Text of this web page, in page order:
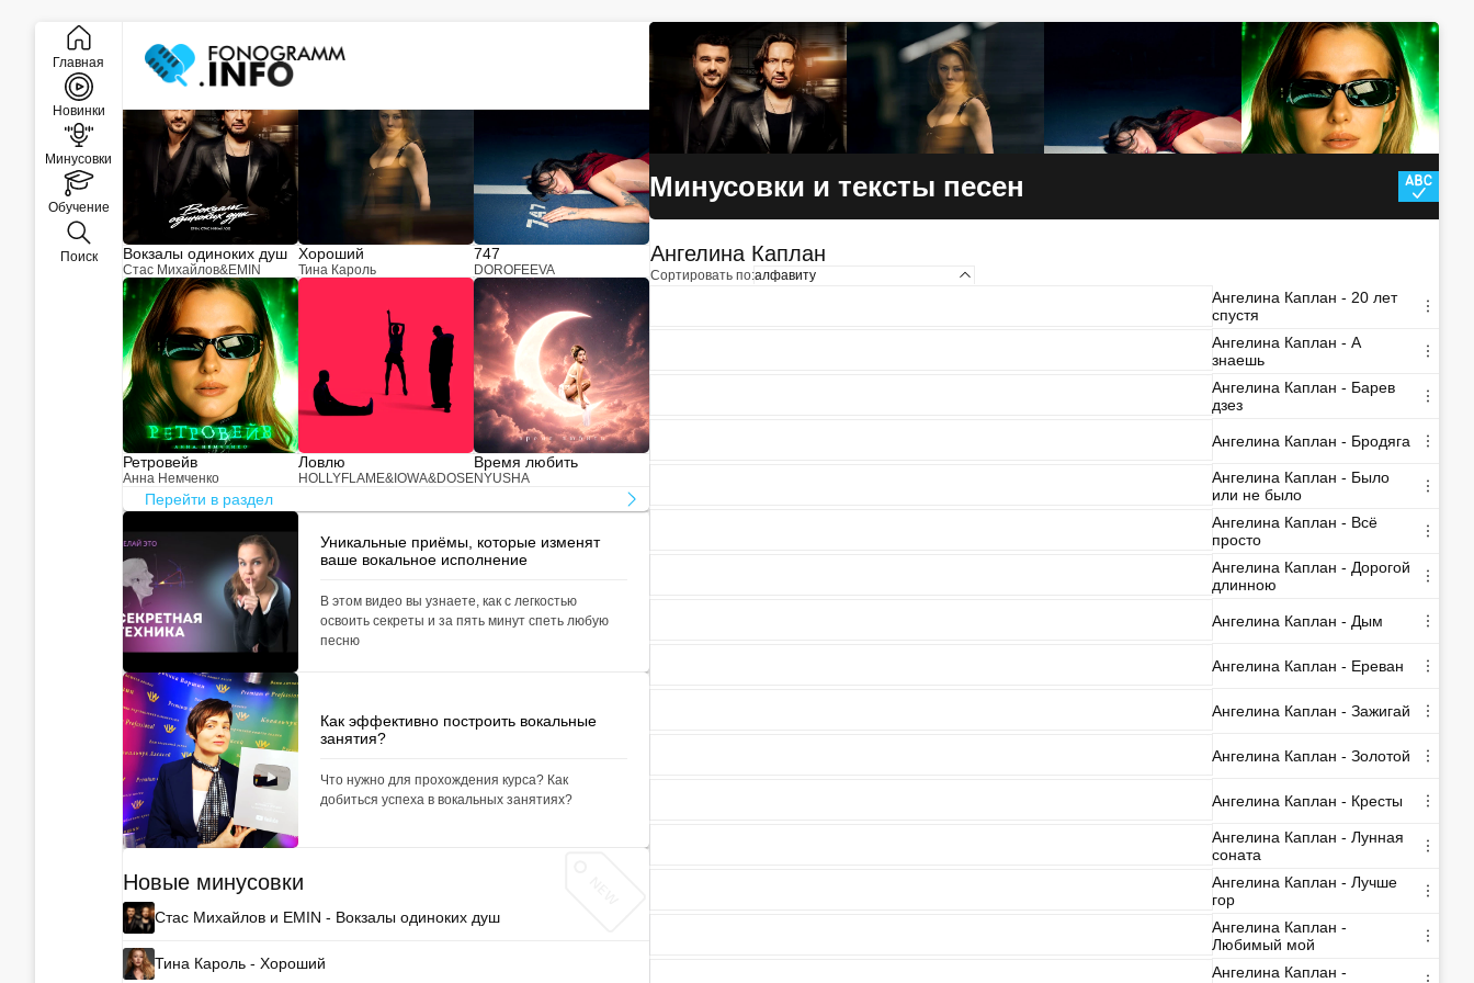
Главная
Новинки
Минусовки
Обучение
Поиск
Закрыть
Новинки музыки
Вокзалы одиноких душ
Стас Михайлов&EMIN
Хороший
Тина Кароль
747
DOROFEEVA
Ретровейв
Анна Немченко
Ловлю
HOLLYFLAME& IOWA&DOSE
Время любить
NYUSHA
Перейти в раздел
Уникальные приёмы, которые изменят
ваше вокальное исполнение
В этом видео вы узнаете, как с легкостью
освоить секреты и за пять минут спеть любую
песню
Как эффективно построить вокальные
занятия?
Что нужно для прохождения курса? Как
добиться успеха в вокальных занятиях?
Новые минусовки
Стас Михайлов и EMIN - Вокзалы одиноких душ
Тина Кароль - Хороший
Учитель музыки?
У нас
твои ученики!
Размещай
статьи и видео в разделе "Обучение"
Минусовки и тексты песен
Ангелина Каплан
Сортировать по:алфавиту
Ангелина Каплан - 20 лет
спустя
Ангелина Каплан - А
знаешь
Ангелина Каплан - Барев
дзез
Ангелина Каплан - Бродяга
Ангелина Каплан - Было
или не было
Ангелина Каплан - Всё
просто
Ангелина Каплан - Дорогой
длинною
Ангелина Каплан - Дым
Ангелина Каплан - Ереван
Ангелина Каплан - Зажигай
Ангелина Каплан - Золотой
Ангелина Каплан - Кресты
Ангелина Каплан - Лунная
соната
Ангелина Каплан - Лучше
гор
Ангелина Каплан -
Любимый мой
Ангелина Каплан -